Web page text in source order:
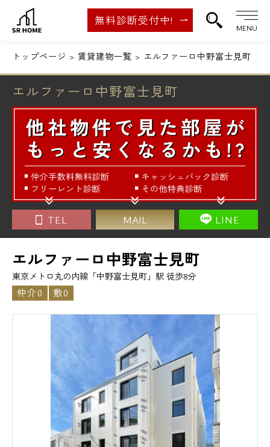
無料診断受付中!
MENU
トップページ 賃貸建物一覧 エルファーロ中野富士見町
エルファーロ中野富士見町
TEL MAIL LINE
エルファーロ中野富士見町
東京メトロ丸の内線「中野富士見町」駅 徒歩8分
仲介0 敷0